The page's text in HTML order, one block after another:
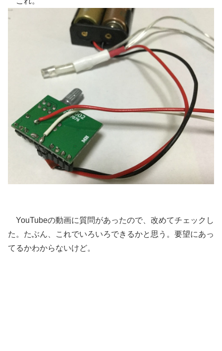
YouTubeの動画に質問があったので、改めてチェックし
た。たぶん、これでいろいろできるかと思う。要望にあっ
てるかわからないけど。